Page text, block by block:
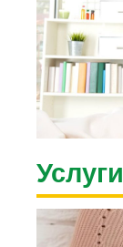
Услуги